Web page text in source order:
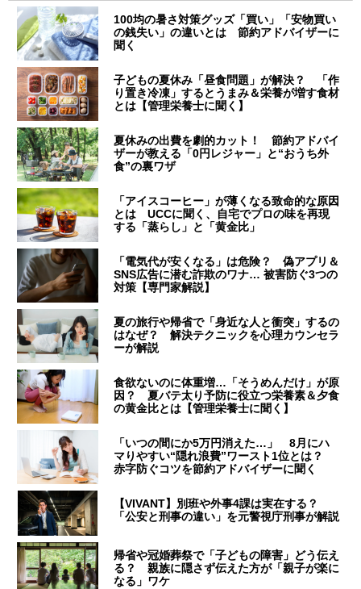
100均の暑さ対策グッズ「買い」「安物買い
の銭失い」の違いとは 節約アドバイザーに
聞く
子どもの夏休み「昼食問題」が解決？ 「作
り置き冷凍」するとうまみ＆栄養が増す食材
とは【管理栄養士に聞く】
夏休みの出費を劇的カット！ 節約アドバイ
ザーが教える「0円レジャー」と“おうち外
食”の裏ワザ
「アイスコーヒー」が薄くなる致命的な原因
とは UCCに聞く、自宅でプロの味を再現
する「蒸らし」と「黄金比」
「電気代が安くなる」は危険？ 偽アプリ＆
SNS広告に潜む詐欺のワナ… 被害防ぐ3つの
対策【専門家解説】
夏の旅行や帰省で「身近な人と衝突」するの
はなぜ？ 解決テクニックを心理カウンセラ
ーが解説
食欲ないのに体重増…「そうめんだけ」が原
因？ 夏バテ太り予防に役立つ栄養素＆夕食
の黄金比とは【管理栄養士に聞く】
「いつの間にか5万円消えた…」 8月にハ
マりやすい“隠れ浪費”ワースト1位とは？
赤字防ぐコツを節約アドバイザーに聞く
【VIVANT】別班や外事4課は実在する？
「公安と刑事の違い」を元警視庁刑事が解説
帰省や冠婚葬祭で「子どもの障害」どう伝え
る？ 親族に隠さず伝えた方が「親子が楽に
なる」ワケ